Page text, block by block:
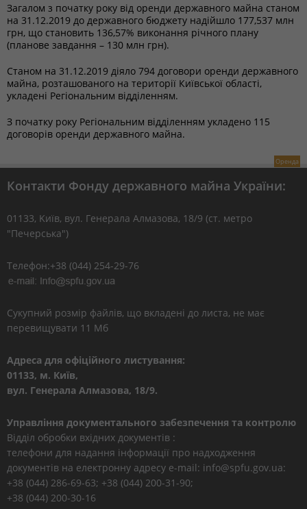
Загалом з початку року від оренди державного майна станом
на 31.12.2019 до державного бюджету надійшло 177,537 млн
грн, що становить 136,57% виконання річного плану
(планове завдання – 130 млн грн).
Станом на 31.12.2019 діяло 794 договори оренди державного
майна, розташованого на території Київської області,
укладені Регіональним відділенням.
З початку року Регіональним відділенням укладено 115
договорів оренди державного майна.
Оренда
Контакти Фонду державного майна України:
01133, Kиїв, вул. Генерала Алмазова, 18/9 (ст. метро
"Печерська")
Телефон:+38 (044) 254-29-76
Сукупний розмір файлів, що вкладені до листа, не має
перевищувати 11 Мб
Адреса для офіційного листування:
01133, м. Київ,
вул. Генерала Алмазова, 18/9.
Управління документального забезпечення та контролю
Відділ обробки вхідних документів :
телефони для надання інформації про надходження
документів на електронну адресу e-mail: info@spfu.gov.ua:
+38 (044) 286-69-63; +38 (044) 200-31-90;
+38 (044) 200-30-16